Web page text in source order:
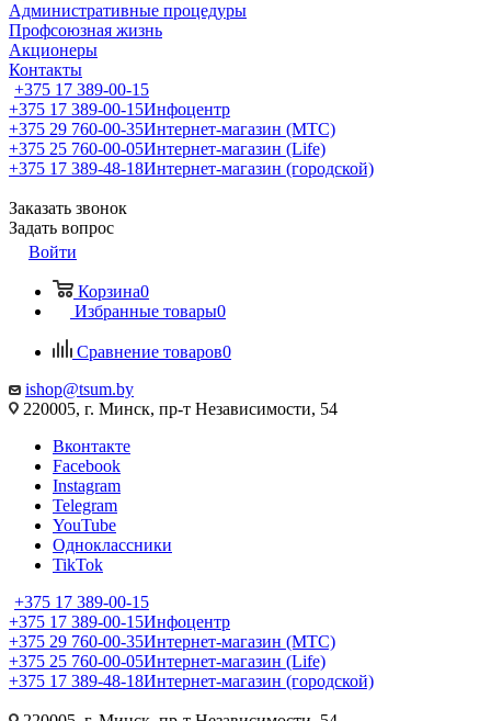
Административные процедуры
Профсоюзная жизнь
Акционеры
Контакты
+375 17 389-00-15
+375 17 389-00-15Инфоцентр
+375 29 760-00-35Интернет-магазин (МТС)
+375 25 760-00-05Интернет-магазин (Life)
+375 17 389-48-18Интернет-магазин (городской)
Заказать звонок
Задать вопрос
Войти
Корзина0
Избранные товары0
Сравнение товаров0
ishop@tsum.by
220005, г. Минск, пр-т Независимости, 54
Вконтакте
Facebook
Instagram
Telegram
YouTube
Одноклассники
TikTok
+375 17 389-00-15
+375 17 389-00-15Инфоцентр
+375 29 760-00-35Интернет-магазин (МТС)
+375 25 760-00-05Интернет-магазин (Life)
+375 17 389-48-18Интернет-магазин (городской)